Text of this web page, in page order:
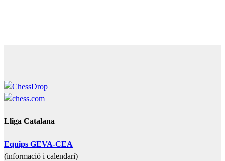
Lliga Catalana
Equips GEVA-CEA
(informació i calendari)